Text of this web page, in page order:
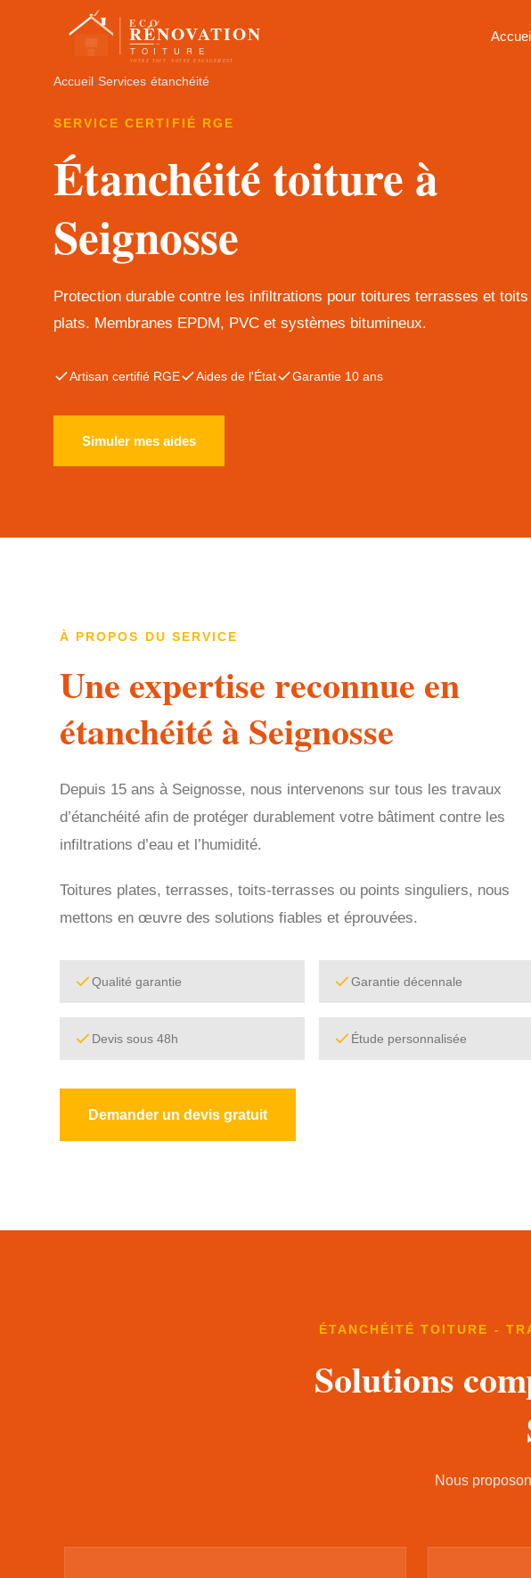
Accueil ›Services›étanchéité
SERVICE CERTIFIÉ RGE
Étanchéité toiture à
Seignosse
Protection durable contre les infiltrations pour toitures terrasses et toits
plats. Membranes EPDM, PVC et systèmes bitumineux.
Artisan certifié RGE Aides de l'État Garantie 10 ans
Simuler mes aides
À PROPOS DU SERVICE
Une expertise reconnue en
étanchéité à Seignosse
Depuis 15 ans à Seignosse, nous intervenons sur tous les travaux
d’étanchéité afin de protéger durablement votre bâtiment contre les
infiltrations d’eau et l’humidité.
Toitures plates, terrasses, toits-terrasses ou points singuliers, nous
mettons en œuvre des solutions fiables et éprouvées.
Qualité garantie Garantie décennale
Devis sous 48h Étude personnalisée
Demander un devis gratuit
ÉTANCHÉITÉ TOITURE -
Solutions
Nous